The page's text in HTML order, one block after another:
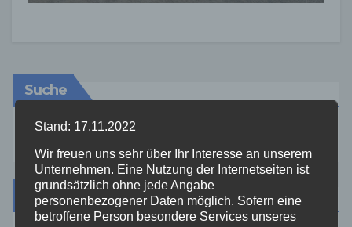
Suche
Kategorien
Stand: 17.11.2022
Wir freuen uns sehr über Ihr Interesse an unserem
Unternehmen. Eine Nutzung der Internetseiten ist
grundsätzlich ohne jede Angabe
personenbezogener Daten möglich. Sofern eine
betroffene Person besondere Services unseres